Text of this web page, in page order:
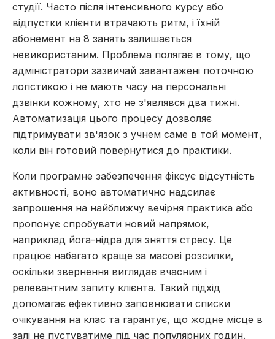
студії. Часто після інтенсивного курсу або
відпустки клієнти втрачають ритм, і їхній
абонемент на 8 занять залишається
невикористаним. Проблема полягає в тому, що
адміністратори зазвичай завантажені поточною
логістикою і не мають часу на персональні
дзвінки кожному, хто не з'являвся два тижні.
Автоматизація цього процесу дозволяє
підтримувати зв'язок з учнем саме в той момент,
коли він готовий повернутися до практики.
Коли програмне забезпечення фіксує відсутність
активності, воно автоматично надсилає
запрошення на найближчу вечірня практика або
пропонує спробувати новий напрямок,
наприклад йога-нідра для зняття стресу. Це
працює набагато краще за масові розсилки,
оскільки звернення виглядає вчасним і
релевантним запиту клієнта. Такий підхід
допомагає ефективно заповнювати списки
очікування на клас та гарантує, що жодне місце в
залі не пустуватиме під час популярних годин.